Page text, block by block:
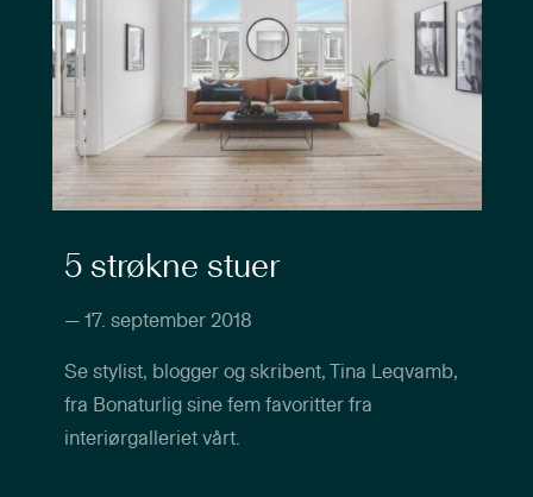
5 strøkne stuer
—17. september 2018
Se stylist, blogger og skribent, Tina Leqvamb,
fra Bonaturlig sine fem favoritter fra
interiørgalleriet vårt.